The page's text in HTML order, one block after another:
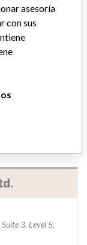
hip extension
Clair, MI; REF
3, Level 5,
asesoría
con sus